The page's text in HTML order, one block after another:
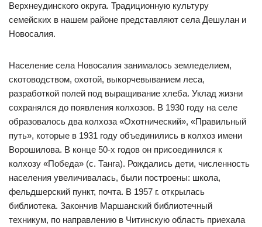
Верхнеудинского округа. Традиционную культуру
семейских в нашем районе представляют села Дешулан и
Новосалия.
Население села Новосалия занималось земледелием,
скотоводством, охотой, выкорчевыванием леса,
разработкой полей под выращивание хлеба. Уклад жизни
сохранялся до появления колхозов. В 1930 году на селе
образовалось два колхоза «Охотнический», «Правильный
путь», которые в 1931 году объединились в колхоз имени
Ворошилова. В конце 50-х годов он присоединился к
колхозу «Победа» (с. Танга). Рождались дети, численность
населения увеличивалась, были построены: школа,
фельдшерский пункт, почта. В 1957 г. открылась
библиотека. Закончив Маршанский библиотечный
техникум, по направлению в Читинскую область приехала